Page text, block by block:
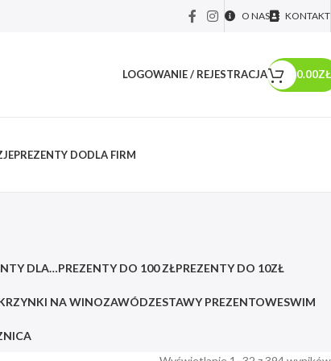
O NAS KONTAKT
LOGOWANIE / REJESTRACJA 0.00ZŁ
PREZENTY DODLA FIRM
DLA…PREZENTY DO 100 ZŁPREZENTY DO 10ZŁ
NA WINOZAWÓDZESTAWY PREZENTOWESWIM